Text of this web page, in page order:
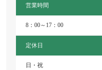
営業時間
8：00～17：00
定休日
日・祝